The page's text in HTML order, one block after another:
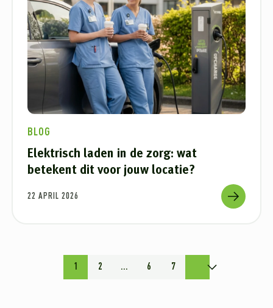
BLOG
Elektrisch laden in de zorg: wat
betekent dit voor jouw locatie?
22 APRIL 2026
1 2 ... 6 7